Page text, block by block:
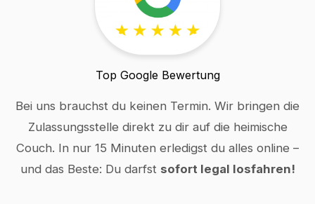
Top Google Bewertung
Bei uns brauchst du keinen Termin. Wir bringen die
Zulassungsstelle direkt zu dir auf die heimische
Couch. In nur 15 Minuten erledigst du alles online –
und das Beste: Du darfst sofort legal losfahren!